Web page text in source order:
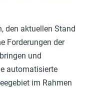
den aktuellen Stand
Forderungen der
und
automatisierte
im Rahmen